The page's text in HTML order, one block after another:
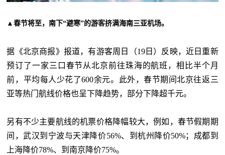
▲春节将至，南下“避寒”的游客挤满海南三亚机场。
据《北京商报》报道，有游客周日（19日）反映，近日重新
预订了一家三口春节从北京前往珠海的航班，相比半个月
前，平均每人少花了600余元。此外，春节期间北京往返三
亚等热门航线价格也呈下降趋势，部分下降超千元。
另有不少主要航线的机票价格降幅较大，例如，春节假期期
间，武汉到宁波与天津降价56%、到杭州降价50%；成都到
上海降价78%、到南京降价75%。